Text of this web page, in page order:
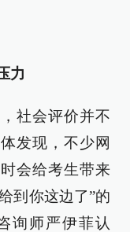
力
社会评价并不
发现，不少网
会给考生带来
到你这边了”的
询师严伊菲认